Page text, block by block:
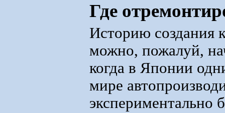
Где
Историю создания
можно, пожалуй,
когда в Японии
мире
экспериментально